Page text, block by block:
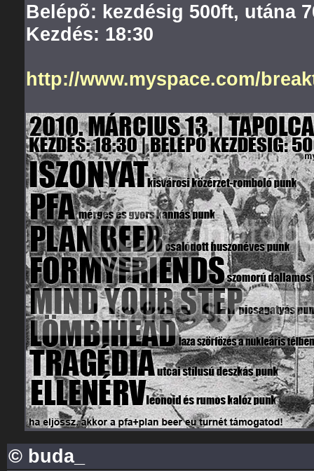
Belépõ: kezdésig 500ft, utána
Kezdés: 18:30
http://www.myspace.com/
© buda_